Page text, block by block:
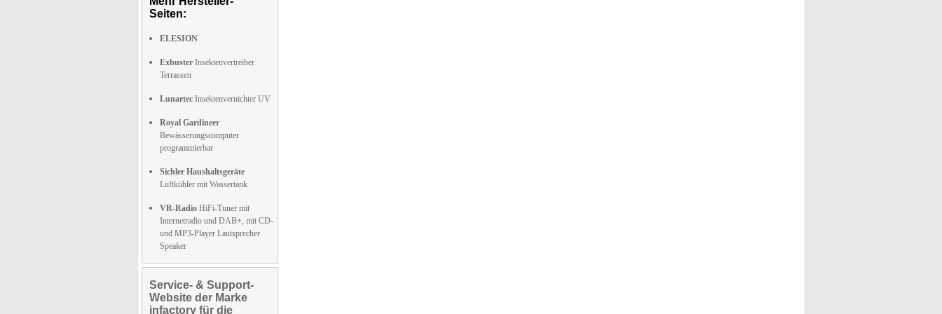
Seiten:
ELESION
Exbuster Insektenvertreiber
Terrassen
Lunartec Insektenvernichter UV
Royal Gardineer
Bewässerungscomputer
programmierbar
Sichler Haushaltsgeräte
Luftkühler mit Wassertank
VR-Radio HiFi-Tuner mit
Internetradio und DAB+, mit CD-
und MP3-Player Lautsprecher
Speaker
Service- & Support-
Website der Marke
infactory für die